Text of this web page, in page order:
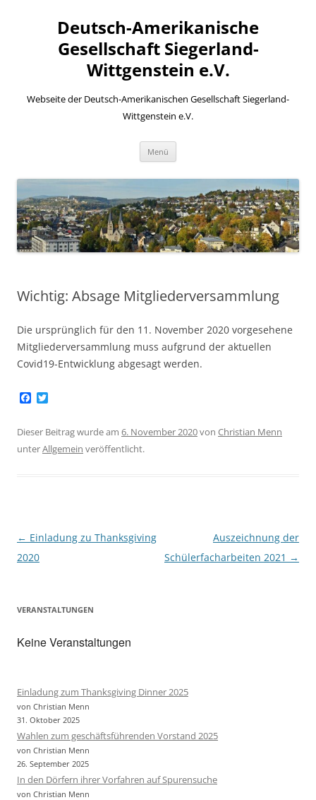
Deutsch-Amerikanische
Gesellschaft Siegerland-
Wittgenstein e.V.
Webseite der Deutsch-Amerikanischen Gesellschaft Siegerland-
Wittgenstein e.V.
Menü
Wichtig: Absage Mitgliederversammlung
Die ursprünglich für den 11. November 2020 vorgesehene
Mitgliederversammlung muss aufgrund der aktuellen
Covid19-Entwicklung abgesagt werden.
e
o
t
t
e
Dieser Beitrag wurde am 6. November 2020von Christian Menn
unterAllgemein veröffentlicht.
Beitragsnavigation
← Einladung zu Thanksgiving
2020
Auszeichnung der
Schülerfacharbeiten 2021 →
VERANSTALTUNGEN
Keine Veranstaltungen
Einladung zum Thanksgiving Dinner 2025
von Christian Menn
31. Oktober 2025
Wahlen zum geschäftsführenden Vorstand 2025
von Christian Menn
26. September 2025
In den Dörfern ihrer Vorfahren auf Spurensuche
von Christian Menn